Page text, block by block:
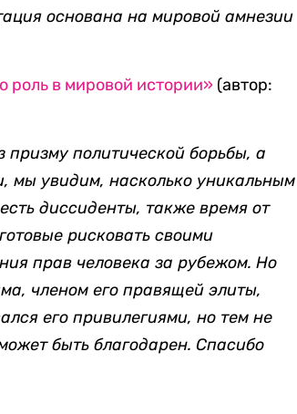
основана на мировой амнезии
роль в мировой истории» (автор:
политической борьбы, а
мы увидим, насколько уникальным
диссиденты, также время от
рисковать своими
прав человека за рубежом. Но
членом его правящей элиты,
его привилегиями, но тем не
быть благодарен. Спасибо